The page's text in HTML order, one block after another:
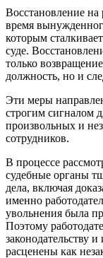
Восстановление на
время
которым
суде.
только
должность, но и
Эти меры
строгим сигналом
произвольных и
сотрудников.
В процессе
судебные органы
дела, включая
именно
увольнения была
Поэтому
законодательству
расценены как